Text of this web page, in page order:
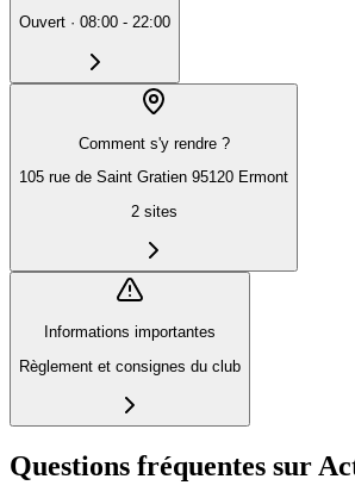
Ouvert · 08:00 - 22:00
Comment s'y rendre ?
105 rue de Saint Gratien 95120 Ermont
2sites
Informations importantes
Règlement et consignes du club
Questions fréquentes sur